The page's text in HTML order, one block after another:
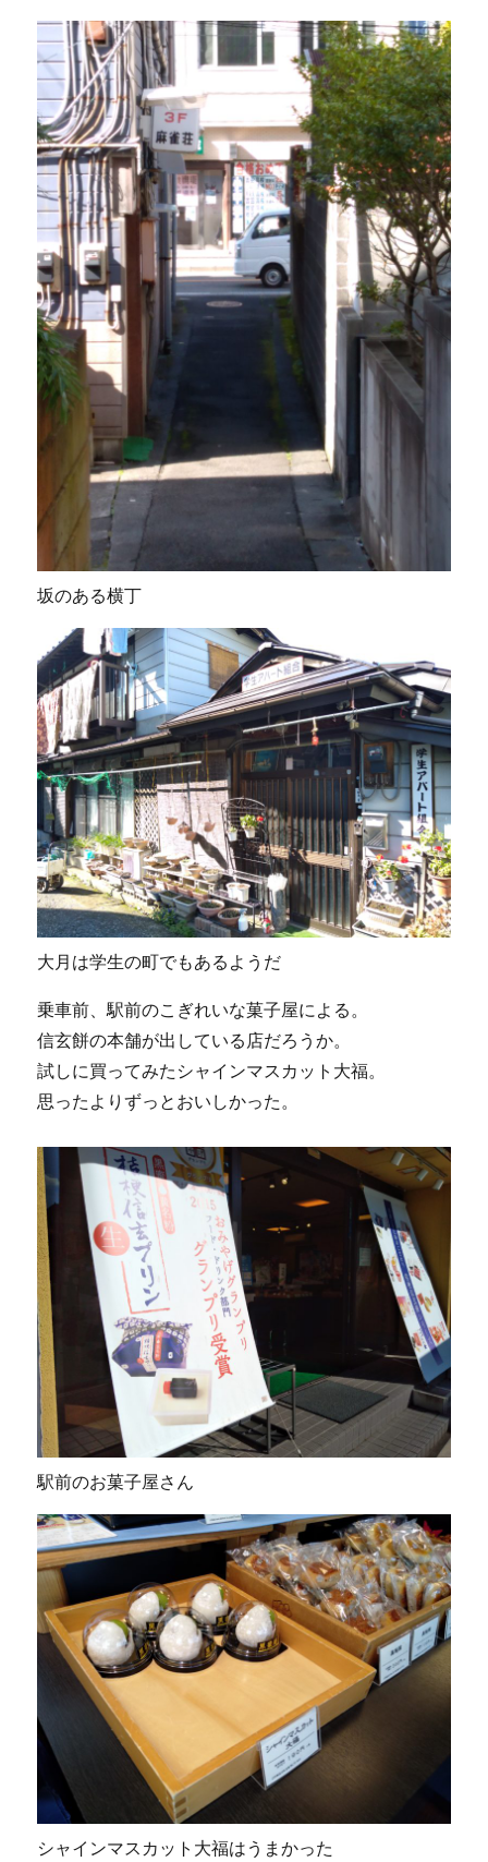
坂のある横丁
大月は学生の町でもあるようだ
乗車前、駅前のこぎれいな菓子屋による。
信玄餅の本舗が出している店だろうか。
試しに買ってみたシャインマスカット大福。
思ったよりずっとおいしかった。
駅前のお菓子屋さん
シャインマスカット大福はうまかった